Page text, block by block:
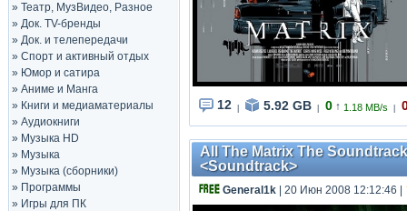
» Театр, МузВидео, Разное
» Док. TV-бренды
» Док. и телепередачи
» Спорт и активный отдых
» Юмор и сатира
» Аниме и Манга
» Книги и медиаматериалы
» Аудиокниги
» Музыка HD
» Музыка
» Музыка (сборники)
» Программы
» Игры для ПК
12 5.92 GB 0 ↑ 1.18 MB/s
All The Matrix The
<Soundtrack>
General1k | 20 Июн 2008 12:12:46